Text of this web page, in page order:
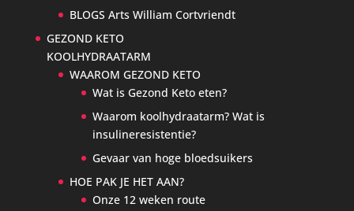
BLOGS Arts William Cortvriendt
GEZOND KETO
KOOLHYDRAATARM
WAAROM GEZOND KETO
Wat is Gezond Keto eten?
Waarom koolhydraatarm? Wat is
insulineresistentie?
Gevaar van hoge bloedsuikers
HOE PAK JE HET AAN?
Onze 12 weken route